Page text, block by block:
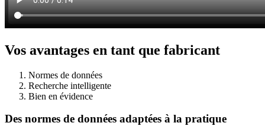
Vos avantages en tant que fabricant
Normes de données
Recherche intelligente
Bien en évidence
Des normes de données adaptées à la pratique